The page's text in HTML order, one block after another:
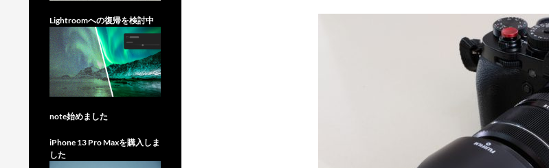
Lightroomへの復帰を検討中
note始めました
iPhone 13 Pro Maxを購入しま
した